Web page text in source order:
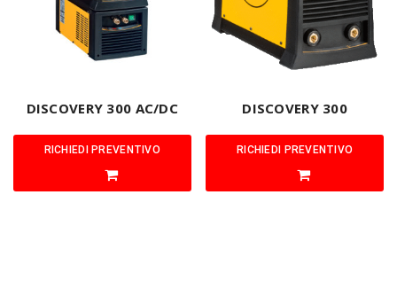
DISCOVERY 300 AC/DC
RICHIEDI PREVENTIVO
DISCOVERY 300
RICHIEDI PREVENTIVO